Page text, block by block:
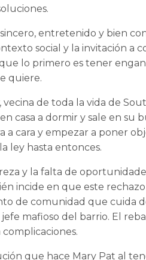
entretenido y bien
social y la invitación a
lo primero es tener
quiere.
vecina de toda la vida de
casa a dormir y sale en su
a cara y empezar a poner
ley hasta entonces.
y la falta de
incide en que este
de comunidad que cuida
mafioso del barrio. El
que hace Mary Pat al